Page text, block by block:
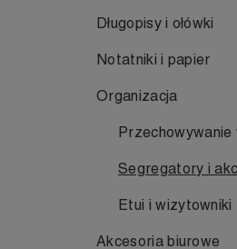
Długopisy i ołówki
Notatniki i papier
Organizacja
Przechowywanie
Segregatory i
Etui i wizytowniki
Akcesoria biurowe